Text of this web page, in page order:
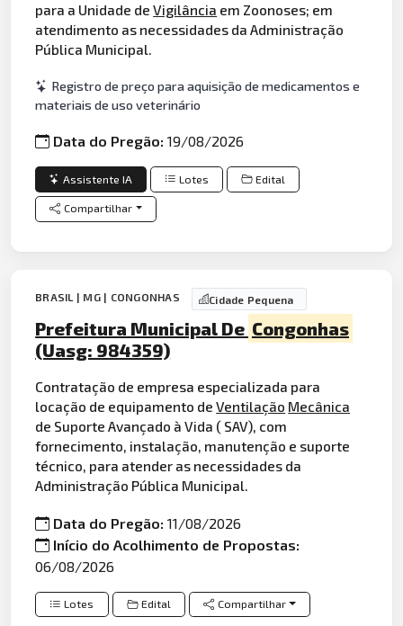
para a Unidade deVigilância em Zoonoses; em
atendimento as necessidades da Administração
Pública Municipal.
Registro de preço para aquisição de medicamentos e
materiais de uso veterinário
Data do Pregão:19/08/2026
Assistente IA Lotes Edital
Compartilhar
BRASIL | MG | CONGONHAS Cidade Pequena
Prefeitura Municipal De Congonhas
(Uasg: 984359)
Contratação de empresa especializada para
locação de equipamento deVentilação Mecânica
de Suporte Avançado à Vida ( SAV), com
fornecimento, instalação, manutenção e suporte
técnico, para atender as necessidades da
Administração Pública Municipal.
Data do Pregão:11/08/2026
Início do Acolhimento de Propostas:
06/08/2026
Lotes Edital Compartilhar